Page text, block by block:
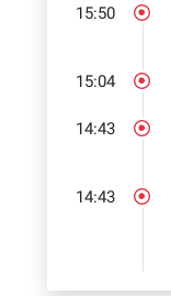
15:50
15:04
14:43
14:43